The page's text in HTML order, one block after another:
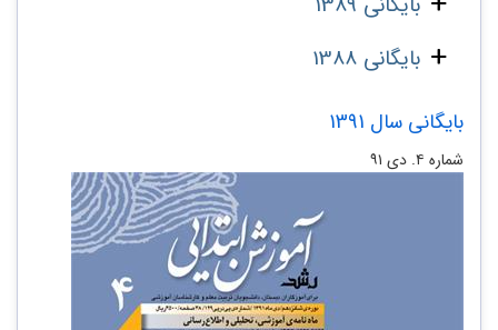
بایگانی 1388
بایگانی سال 1391
شماره‌ ۴. دی ۹۱